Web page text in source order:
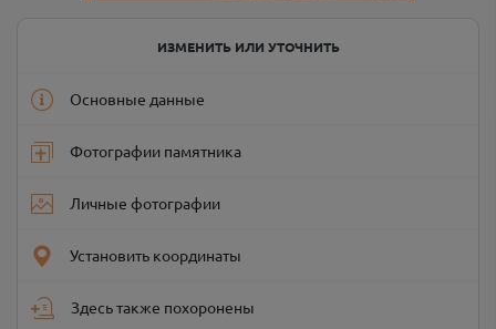
ИЗМЕНИТЬ ИЛИ УТОЧНИТЬ
Основные данные
Фотографии памятника
Личные фотографии
Установить координаты
Здесь также похоронены